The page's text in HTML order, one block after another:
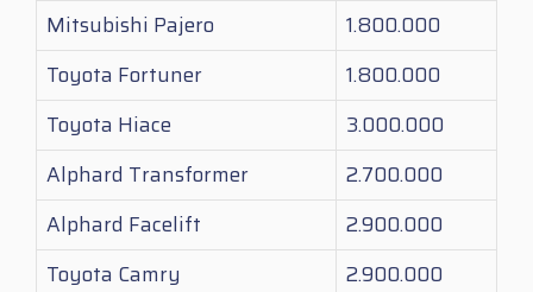
Mitsubishi Pajero
1.800.000
Toyota Fortuner
1.800.000
Toyota Hiace
3.000.000
Alphard Transformer
2.700.000
Alphard Facelift
2.900.000
Toyota Camry
2.900.000